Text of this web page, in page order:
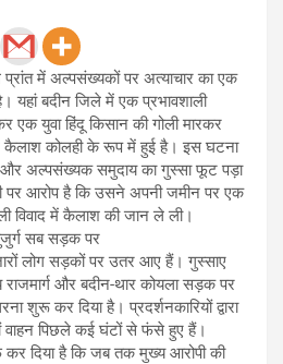
प्रांत में अल्पसंख्यकों पर अत्याचार का एक
यहां बदीन जिले में एक प्रभावशाली
एक युवा हिंदू किसान की गोली मारकर
कैलाश कोलही के रूप में हुई है। इस घटना
अल्पसंख्यक समुदाय का गुस्सा फूट पड़ा
पर आरोप है कि उसने अपनी जमीन पर एक
विवाद में कैलाश की जान ले ली।
सब सड़क पर
लोग सड़कों पर उतर आए हैं। गुस्साए
राजमार्ग और बदीन-थार कोयला सड़क पर
शुरू कर दिया है। प्रदर्शनकारियों द्वारा
पिछले कई घंटों से फंसे हुए हैं।
कर दिया है कि जब तक मुख्य आरोपी की